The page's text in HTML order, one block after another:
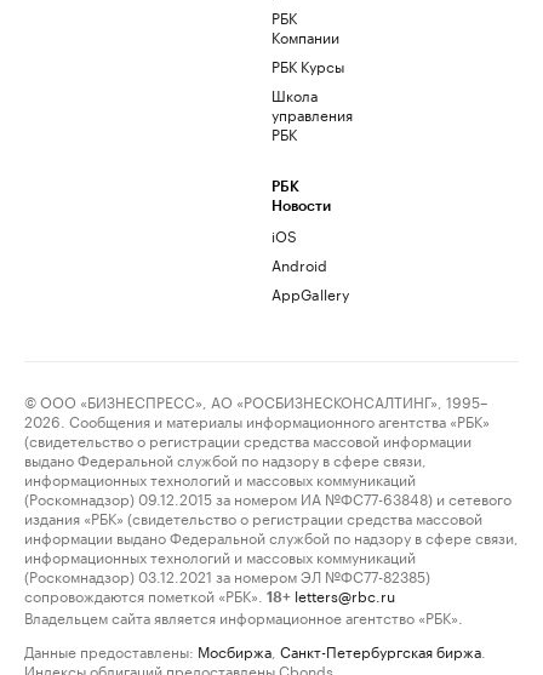
РБК
Компании
РБК Курсы
Школа
управления
РБК
РБК
Новости
iOS
Android
AppGallery
© ООО «БИЗНЕСПРЕСС», АО «РОСБИЗНЕСКОНСАЛТИНГ», 1995–
2026. Сообщения и материалы информационного агентства «РБК»
(свидетельство о регистрации средства массовой информации
выдано Федеральной службой по надзору в сфере связи,
информационных технологий и массовых коммуникаций
(Роскомнадзор) 09.12.2015 за номером ИА №ФС77-63848) и сетевого
издания «РБК» (свидетельство о регистрации средства массовой
информации выдано Федеральной службой по надзору в сфере связи,
информационных технологий и массовых коммуникаций
(Роскомнадзор) 03.12.2021 за номером ЭЛ №ФС77-82385)
сопровождаются пометкой «РБК».
18+ letters@rbc.ru
Владельцем сайта является информационное агентство «РБК».
Данные предоставлены: Мосбиржа Санкт-Петербургская биржа
Индексы облигаций предоставлены Cbonds.